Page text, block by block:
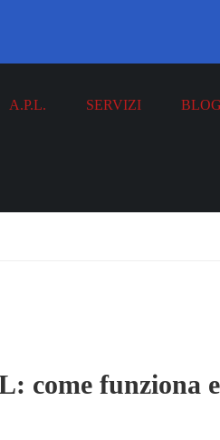
A.P.L. SERVIZI
come funziona